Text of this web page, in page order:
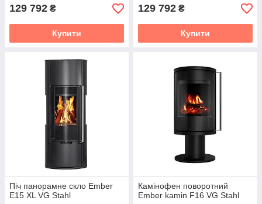
129 792 ₴
Купити
129 792 ₴
Купити
Піч панорамне скло Ember
E15 XL VG Stahl
Камінофен поворотний
Ember kamin F16 VG Stahl